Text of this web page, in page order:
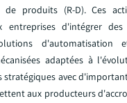
de produits (R-D). Ces
entreprises d'intégrer
d'automatisation
adaptées à
stratégiques avec
aux producteurs